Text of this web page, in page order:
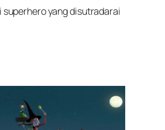
superhero yang disutradarai